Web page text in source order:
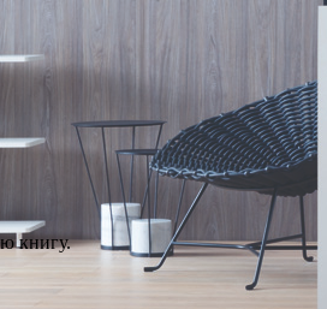
книгу.